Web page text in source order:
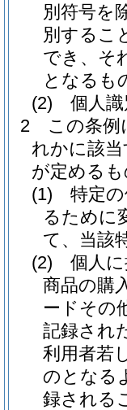
別符号を
別するこ
でき、そ
となるも
(2)
個人
2
この条例
れかに該
が定める
(1)
特定
るために
て、当該
(2)
個人
商品の購
ードその
記録され
利用者若
のとなる
録される